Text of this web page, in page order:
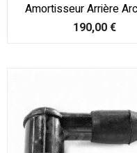
Amortisseur Arrière
Prix
190,00 €